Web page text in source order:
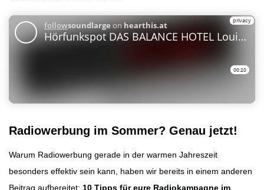
Radiowerbung im Sommer? Genau jetzt!
Warum Radiowerbung gerade in der warmen Jahreszeit
besonders effektiv sein kann, haben wir bereits in einem anderen
Beitrag aufbereitet: 10 Tipps für eure Radiokampagne im